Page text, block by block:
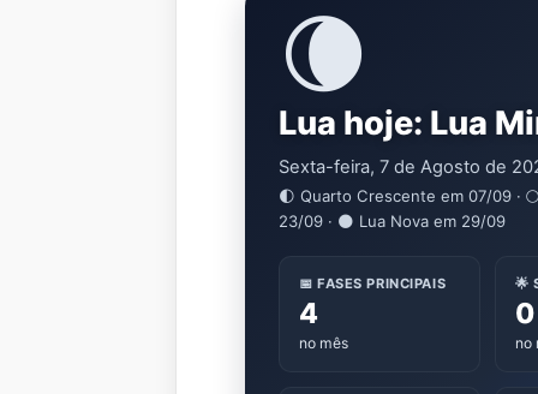
🌘
Lua hoje: Lua
Sexta-feira, 7 de Agosto de
🌓 Quarto Crescente em 07/09 ·
23/09 · 🌑 Lua Nova em 29/09
📅 FASES PRINCIPAIS
4
no mês
🌟
0
no